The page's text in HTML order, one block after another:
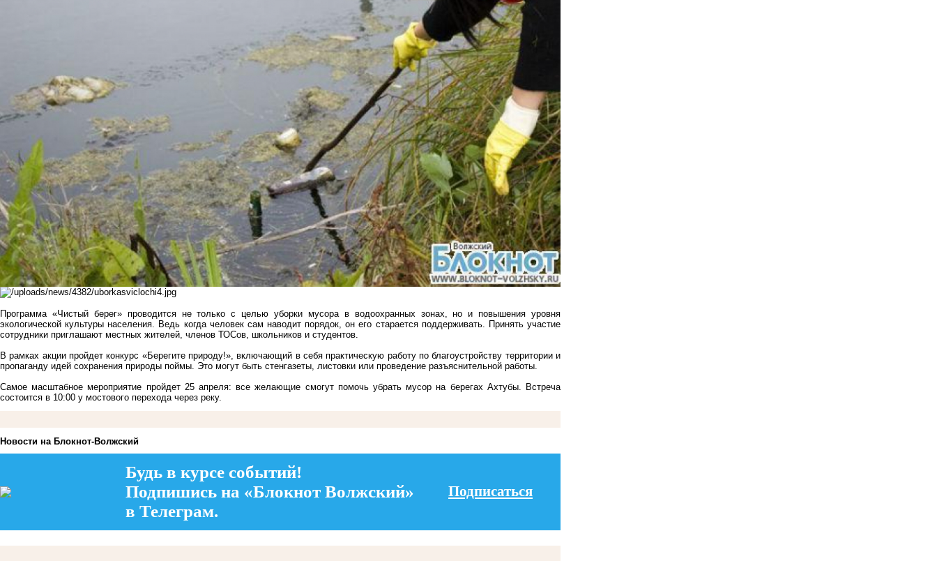
Программа «Чистый берег» проводится не только с целью уборки мусора в водоохранных зонах, но и повышения уровня
экологической культуры населения. Ведь когда человек сам наводит порядок, он его старается поддерживать. Принять участие
сотрудники приглашают местных жителей, членов ТОСов, школьников и студентов.
В рамках акции пройдет конкурс «Берегите природу!», включающий в себя практическую работу по благоустройству территории и
пропаганду идей сохранения природы поймы. Это могут быть стенгазеты, листовки или проведение разъяснительной работы.
Самое масштабное мероприятие пройдет 25 апреля: все желающие смогут помочь убрать мусор на берегах Ахтубы. Встреча
состоится в 10:00 у мостового перехода через реку.
Новости на Блoкнoт-Волжский
Будь в курсе событий!
Подпишись на «Блокнот Волжский»
в Телеграм.
Подписаться